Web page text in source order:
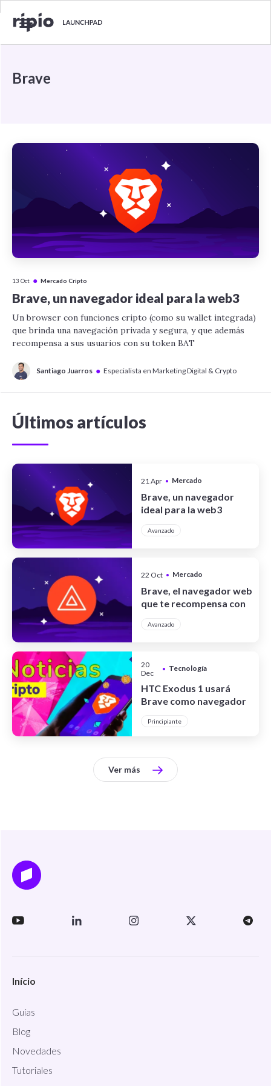
Brave
13 Oct ● Mercado Cripto
Brave, un navegador ideal para la web3
Un browser con funciones cripto (como su wallet integrada)
que brinda una navegación privada y segura, y que además
recompensa a sus usuarios con su token BAT
Santiago Juarros ● Especialista en Marketing Digital & Crypto
Últimos artículos
21 Apr • Mercado
Brave, un navegador
ideal para la web3
Avanzado
22 Oct • Mercado
Brave, el navegador web
que te recompensa con
Avanzado
20
Dec
• Tecnología
HTC Exodus 1 usará
Brave como navegador
Principiante
Ver más
Início
Guías
Blog
Novedades
Tutoriales